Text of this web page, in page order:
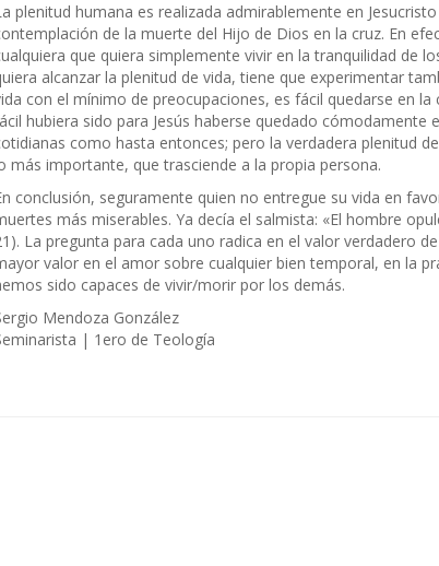
plenitud humana es realizada admirablemente en
de la muerte del Hijo de Dios en la cruz. En
que quiera simplemente vivir en la tranquilidad de
alcanzar la plenitud de vida, tiene que experimentar
con el mínimo de preocupaciones, es fácil quedarse en
hubiera sido para Jesús haberse quedado
como hasta entonces; pero la verdadera plenitud
más importante, que trasciende a la propia persona.
conclusión, seguramente quien no entregue su vida en
más miserables. Ya decía el salmista: «El hombre
La pregunta para cada uno radica en el valor verdadero
valor en el amor sobre cualquier bien temporal, en la
sido capaces de vivir/morir por los demás.
Mendoza González
| 1ero de Teología